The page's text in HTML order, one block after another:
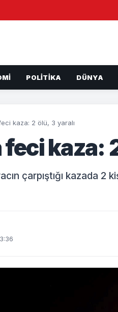
POLITIKA DÜNYA
feci kaza: 2 ölü, 3 yaralı
feci kaza:
çarpıştığı kazada 2